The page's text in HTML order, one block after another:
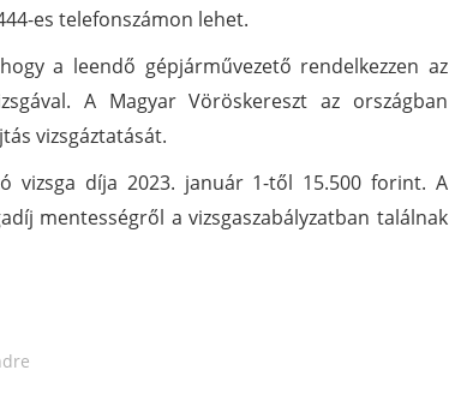
es telefonszámon lehet.
a leendő gépjárművezető rendelkezzen az
A Magyar Vöröskereszt az országban
vizsgáztatását.
vizsga díja 2023. január 1-től 15.500 forint. A
mentességről a vizsgaszabályzatban találnak